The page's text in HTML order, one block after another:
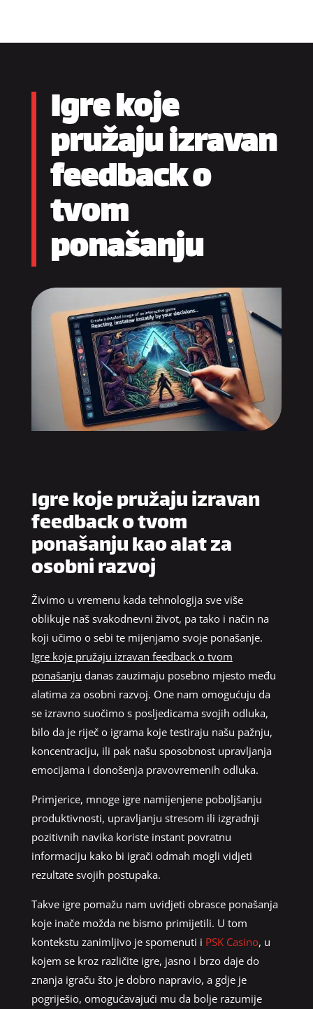
Igre koje
pružaju izravan
feedback o
tvom
ponašanju
Igre koje pružaju izravan
feedback o tvom
ponašanju kao alat za
osobni razvoj
Živimo u vremenu kada tehnologija sve više
oblikuje naš svakodnevni život, pa tako i način na
koji učimo o sebi te mijenjamo svoje ponašanje.
Igre koje pružaju izravan feedback o tvom
ponašanju danas zauzimaju posebno mjesto među
alatima za osobni razvoj. One nam omogućuju da
se izravno suočimo s posljedicama svojih odluka,
bilo da je riječ o igrama koje testiraju našu pažnju,
koncentraciju, ili pak našu sposobnost upravljanja
emocijama i donošenja pravovremenih odluka.
Primjerice, mnoge igre namijenjene poboljšanju
produktivnosti, upravljanju stresom ili izgradnji
pozitivnih navika koriste instant povratnu
informaciju kako bi igrači odmah mogli vidjeti
rezultate svojih postupaka.
Takve igre pomažu nam uvidjeti obrasce ponašanja
koje inače možda ne bismo primijetili. U tom
kontekstu zanimljivo je spomenuti i PSK Casino, u
kojem se kroz različite igre, jasno i brzo daje do
znanja igraču što je dobro napravio, a gdje je
pogriješio, omogućavajući mu da bolje razumije